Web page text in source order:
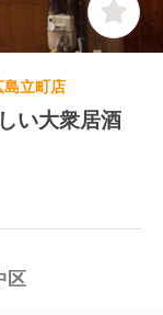
立町店
い大衆居酒
区